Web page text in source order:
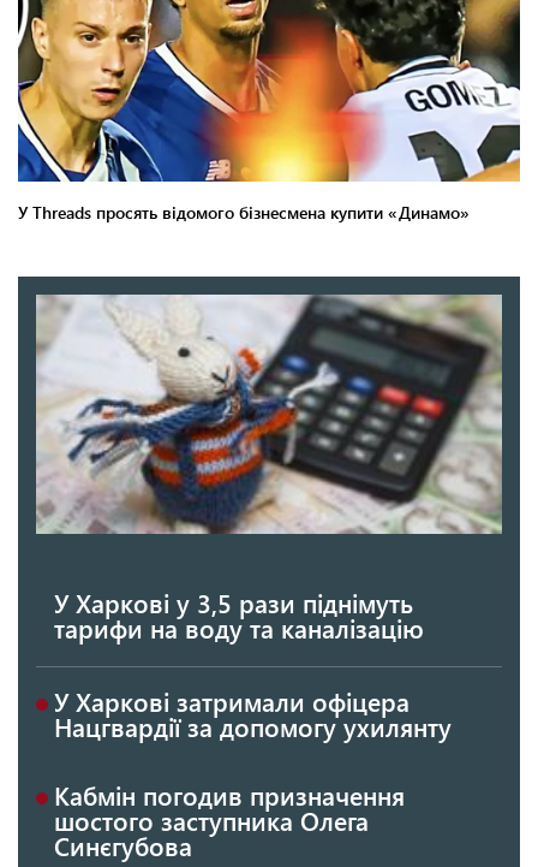
У Харкові у 3,5 рази піднімуть
тарифи на воду та каналізацію
У Харкові затримали офіцера
Нацгвардії за допомогу ухилянту
Кабмін погодив призначення
шостого заступника Олега
Синєгубова